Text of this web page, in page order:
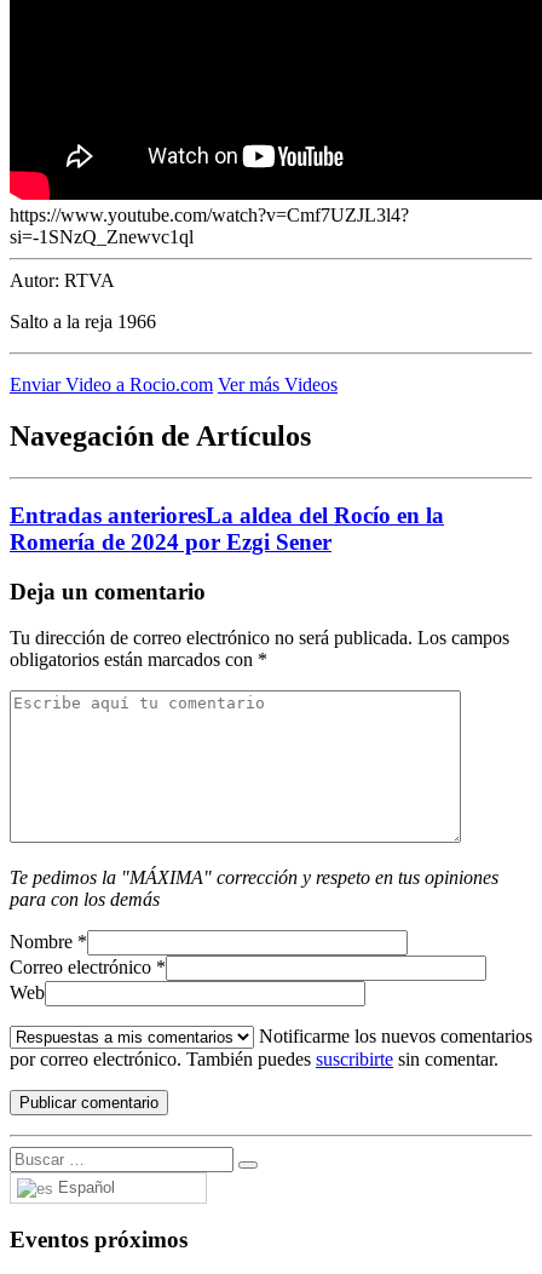
https://www.youtube.com/watch?v=Cmf7UZJL3l4?
si=-1SNzQ_Znewvc1ql
Autor: RTVA
Salto a la reja 1966
Enviar Video a Rocio.com Ver más Videos
Navegación de Artículos
Entradas anterioresLa aldea del Rocío en la
Romería de 2024 por Ezgi Sener
Deja un comentario
Tu dirección de correo electrónico no será publicada. Los campos
obligatorios están marcados con *
Te pedimos la "MÁXIMA" corrección y respeto en tus opiniones
para con los demás
Nombre *
Correo electrónico *
Web
Notificarme los nuevos comentarios
por correo electrónico. También puedes suscribirte sin comentar.
Español
Eventos próximos